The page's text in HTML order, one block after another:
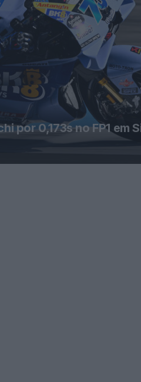
por 0,173s no FP1 em